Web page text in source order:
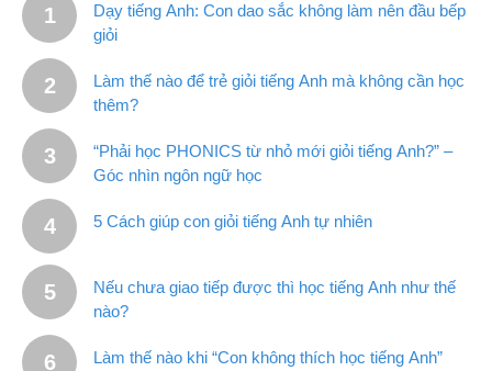
Dạy tiếng Anh: Con dao sắc không làm nên đầu bếp
giỏi
Làm thế nào để trẻ giỏi tiếng Anh mà không cần học
thêm?
“Phải học PHONICS từ nhỏ mới giỏi tiếng Anh?” –
Góc nhìn ngôn ngữ học
5 Cách giúp con giỏi tiếng Anh tự nhiên
Nếu chưa giao tiếp được thì học tiếng Anh như thế
nào?
Làm thế nào khi “Con không thích học tiếng Anh”